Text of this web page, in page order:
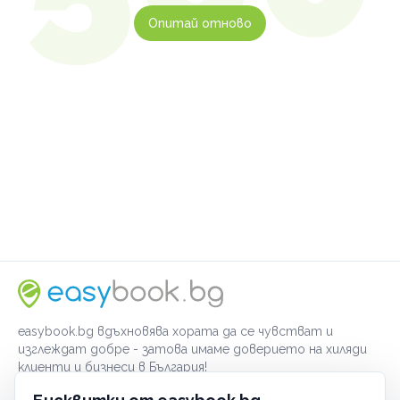
Опитай отново
easybook.bg вдъхновява хората да се чувстват и
изглеждат добре - затова имаме доверието на хиляди
клиенти и бизнеси в България!